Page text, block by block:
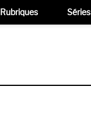
Rubriques Séries